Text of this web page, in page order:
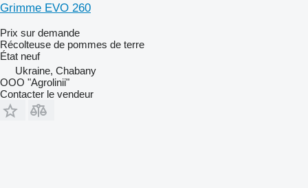
Grimme EVO 260
Prix sur demande
Récolteuse de pommes de terre
État neuf
Ukraine, Chabany
OOO "Agrolinii"
Contacter le vendeur